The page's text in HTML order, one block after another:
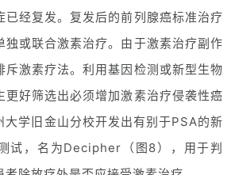
已经复发。复发后的前列腺癌标准治疗
独或联合激素治疗。由于激素治疗副作
斥激素疗法。利用基因检测或新型生物
更好筛选出必须增加激素治疗侵袭性癌
大学旧金山分校开发出有别于PSA的新
试，名为Decipher（图8），用于判